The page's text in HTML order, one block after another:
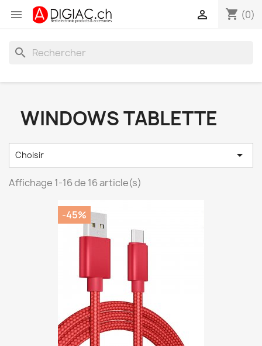
 shopping_cart (0)

search
WINDOWS TABLETTE
Choisir 
Affichage 1-16 de 16 article(s)
-45%